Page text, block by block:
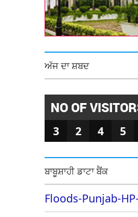
ਅੱਜ ਦਾ ਸ਼ਬਦ
NO OF
3 2 4 5
ਬਾਬੂਸ਼ਾਹੀ ਡਾਟਾ ਬੈਂਕ
Floods-Punjab-